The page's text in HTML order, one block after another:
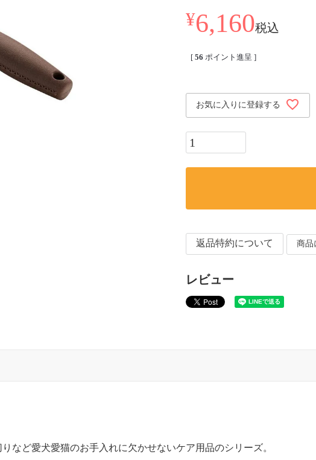
¥6,160税込
[ 56 ポイント進呈 ]
お気に入りに登録する
返品特約について 商品
レビュー
など愛犬愛猫のお手入れに欠かせないケア用品のシリーズ。